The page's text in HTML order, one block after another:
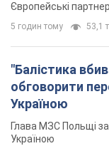
Європейські
5 годин тому 53,1
"Балістика
обговорити
Україною
Глава МЗС Польщі
Україною